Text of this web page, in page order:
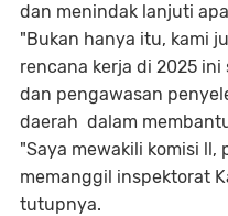
dan menindak lanjuti
"Bukan hanya itu, kami
rencana kerja di 2025
dan pengawasan
daerah dalam
"Saya mewakili komisi ll,
memanggil inspektorat
tutupnya.